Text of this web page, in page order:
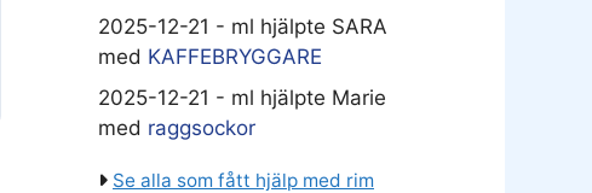
2025-12-21 - ml hjälpte SARA
med KAFFEBRYGGARE
2025-12-21 - ml hjälpte Marie
med raggsockor
Se alla som fått hjälp med rim